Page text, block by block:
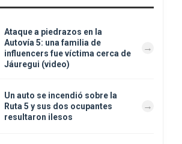
Ataque a piedrazos en la
Autovía 5: una familia de
influencers fue víctima cerca de
Jáuregui (video)
Un auto se incendió sobre la
Ruta 5 y sus dos ocupantes
resultaron ilesos